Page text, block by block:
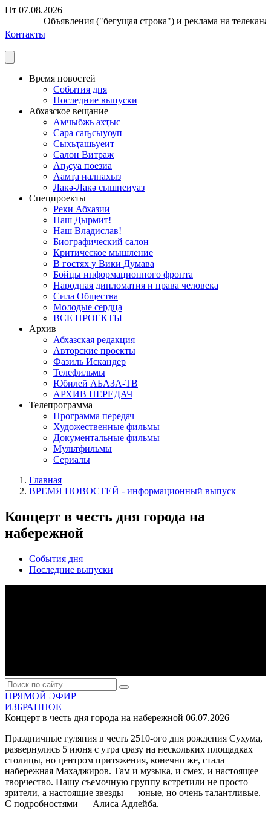
Пт 07.08.2026
Объявления ("бегущая строка") и реклама на
Контакты
Время новостей
События дня
Последние выпуски
Абхазское вещание
Амчыбжь ахҭыс
Сара саҧсыуоуп
Сыхьҭашьуеит
Салон Витраж
Аҧсуа поезиа
Аамҭа иалнахыз
Лакә-Лакә сышнеиуаз
Спецпроекты
Реки Абхазии
Наш Дырмит!
Наш Владислав!
Биографический салон
Критическое мышление
В гостях у Вики Думава
Бойцы информационного фронта
Народная дипломатия и права человека
Сила Общества
Молодые сердца
ВСЕ ПРОЕКТЫ
Архив
Абхазская редакция
Авторские проекты
Фазиль Искандер
Телефильмы
Юбилей АБАЗА-ТВ
АРХИВ ПЕРЕДАЧ
Телепрограмма
Программа передач
Художественные фильмы
Документальные фильмы
Мультфильмы
Сериалы
Главная
ВРЕМЯ НОВОСТЕЙ - информационный выпуск
Концерт в честь дня города на
набережной
События дня
Последние выпуски
ПРЯМОЙ ЭФИР
ИЗБРАННОЕ
Концерт в честь дня города на набережной 06.07.2026
Праздничные гуляния в честь 2510-ого дня рождения Сухума,
развернулись 5 июня с утра сразу на нескольких площадках
столицы, но центром притяжения, конечно же, стала
набережная Махаджиров. Там и музыка, и смех, и настоящее
творчество. Нашу съемочную группу встретили не просто
зрители, а настоящие звезды — юные, но очень талантливые.
С подробностями — Алиса Адлейба.